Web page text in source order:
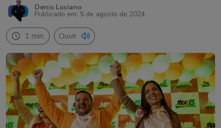
Denis Luciano
Publicado em: 5 de agosto de 2024
1 min. Ouvir